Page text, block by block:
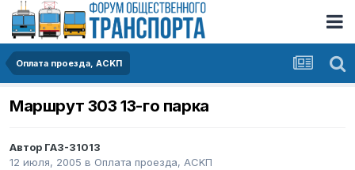
Оплата проезда, АСKП
Маршрут 303 13-го парка
Автор ГАЗ-31013
12 июля, 2005 в Оплата проезда, АСKП